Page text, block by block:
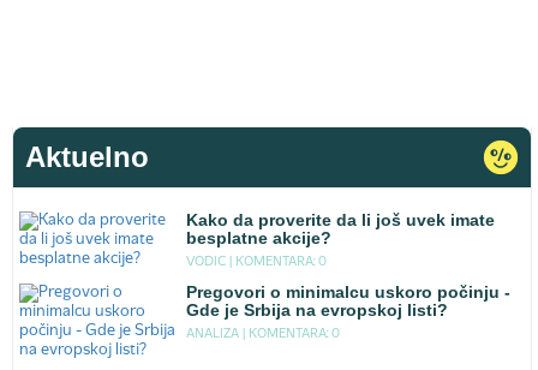
Aktuelno
Kako da proverite da li još uvek imate
besplatne akcije?
VODIC | KOMENTARA: 0
Pregovori o minimalcu uskoro počinju -
Gde je Srbija na evropskoj listi?
ANALIZA | KOMENTARA: 0